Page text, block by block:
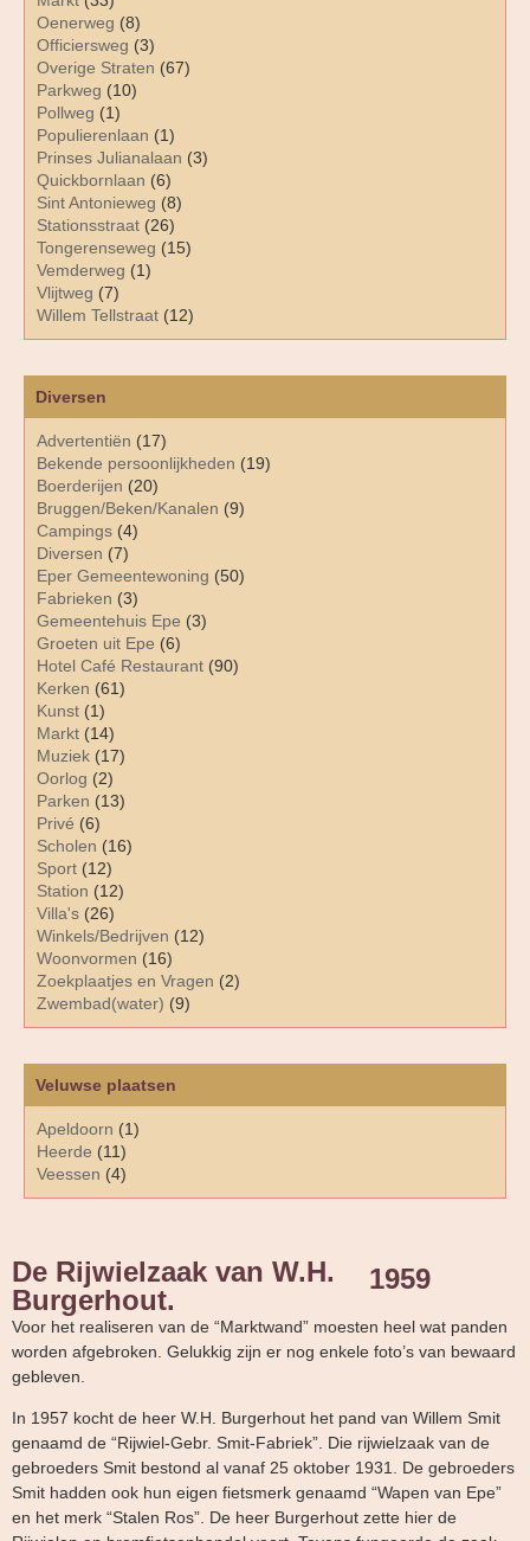
Diversen
Advertentiën (17)
Bekende persoonlijkheden (19)
Boerderijen (20)
Bruggen/Beken/Kanalen (9)
Campings (4)
Diversen (7)
Eper Gemeentewoning (50)
Fabrieken (3)
Gemeentehuis Epe (3)
Groeten uit Epe (6)
Hotel Café Restaurant (90)
Kerken (61)
Kunst (1)
Markt (14)
Muziek (17)
Oorlog (2)
Parken (13)
Privé (6)
Scholen (16)
Sport (12)
Station (12)
Villa's (26)
Winkels/Bedrijven (12)
Woonvormen (16)
Zoekplaatjes en Vragen (2)
Zwembad(water) (9)
Oenerweg (8)
Officiersweg (3)
Overige Straten (67)
Parkweg (10)
Pollweg (1)
Populierenlaan (1)
Prinses Julianalaan (3)
Quickbornlaan (6)
Sint Antonieweg (8)
Stationsstraat (26)
Tongerenseweg (15)
Vemderweg (1)
Vlijtweg (7)
Willem Tellstraat (12)
Veluwse plaatsen
Apeldoorn (1)
Heerde (11)
Veessen (4)
De Rijwielzaak van W.H.
Burgerhout.
1959
Voor het realiseren van de “Marktwand” moesten heel wat panden
worden afgebroken. Gelukkig zijn er nog enkele foto’s van bewaard
gebleven.
In 1957 kocht de heer W.H. Burgerhout het pand van Willem Smit
genaamd de “Rijwiel-Gebr. Smit-Fabriek”. Die rijwielzaak van de
gebroeders Smit bestond al vanaf 25 oktober 1931. De gebroeders
Smit hadden ook hun eigen fietsmerk genaamd “Wapen van Epe”
en het merk “Stalen Ros”. De heer Burgerhout zette hier de